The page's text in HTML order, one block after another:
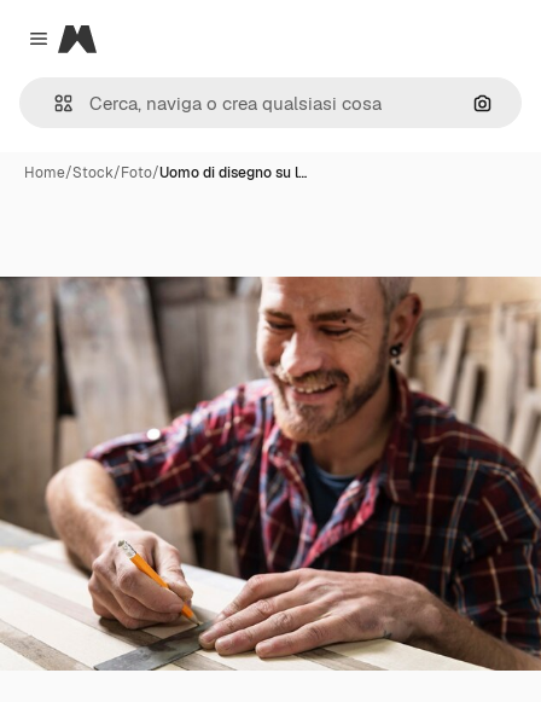
Close menu
Magnific
Cerca
Home/Stock/Foto/Uomo di disegno su l…